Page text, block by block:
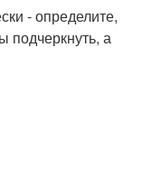
- определите,
подчеркнуть, а